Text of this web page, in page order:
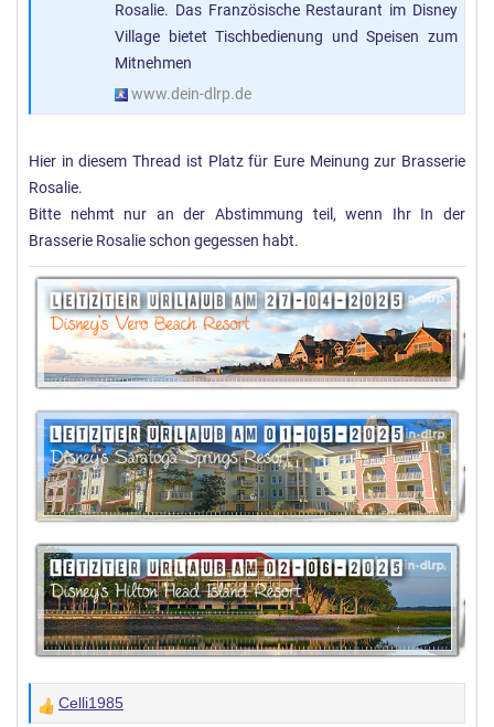
Rosalie. Das Französische Restaurant im Disney
Village bietet Tischbedienung und Speisen zum
Mitnehmen
www.dein-dlrp.de
Hier in diesem Thread ist Platz für Eure Meinung zur Brasserie
Rosalie.
Bitte nehmt nur an der Abstimmung teil, wenn Ihr In der
Brasserie Rosalie schon gegessen habt.
W
Celli1985